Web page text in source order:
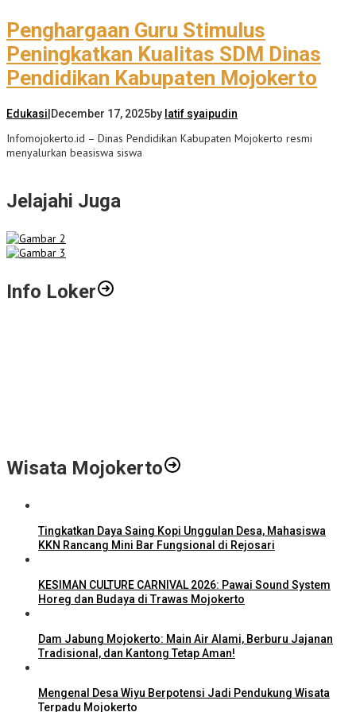
Penghargaan Guru Stimulus
Peningkatkan Kualitas SDM Dinas
Pendidikan Kabupaten Mojokerto
Edukasi December 17, 2025by latif syaipudin
Infomojokerto.id – Dinas Pendidikan Kabupaten Mojokerto resmi
menyalurkan beasiswa siswa
Jelajahi Juga
Info Loker
Wisata Mojokerto
Tingkatkan Daya Saing Kopi Unggulan Desa, Mahasiswa
KKN Rancang Mini Bar Fungsional di Rejosari
KESIMAN CULTURE CARNIVAL 2026: Pawai Sound System
Horeg dan Budaya di Trawas Mojokerto
Dam Jabung Mojokerto: Main Air Alami, Berburu Jajanan
Tradisional, dan Kantong Tetap Aman!
Mengenal Desa Wiyu Berpotensi Jadi Pendukung Wisata
Terpadu Mojokerto